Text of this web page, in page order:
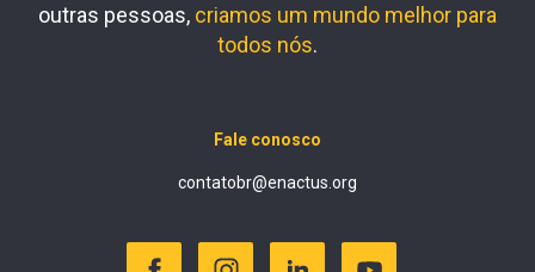
outras pessoas, criamos um mundo melhor para
todos nós.
Fale conosco
contatobr@enactus.org